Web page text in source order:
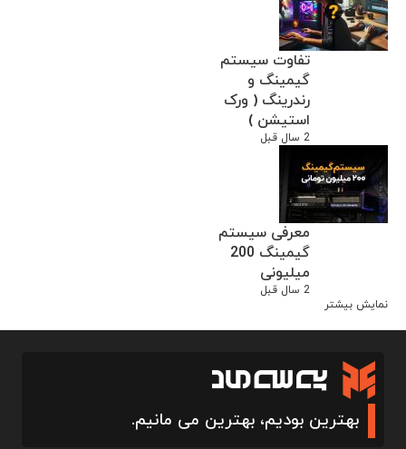
تفاوت سیستم
گیمینگ و
رندرینگ ( ورک
استیشن )
2 سال قبل
معرفی سیستم
گیمینگ 200
میلیونی
2 سال قبل
نمایش بیشتر
بهترین بودیم، بهترین می مانیم.